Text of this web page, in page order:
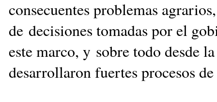
consecuentes problemas
de decisiones tomadas por el
este marco, y sobre todo desde
desarrollaron fuertes procesos